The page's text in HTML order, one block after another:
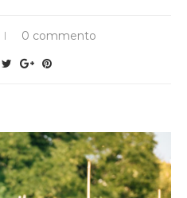
0 commento